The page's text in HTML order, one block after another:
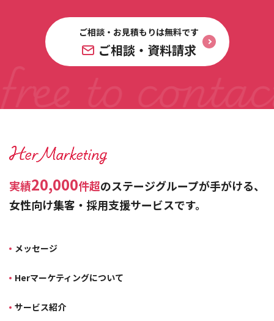
ご相談・お見積もりは無料です
ご相談・資料請求
実績20,000件超のステージグループが手がける、
女性向け集客・採用支援サービスです。
メッセージ
Herマーケティングについて
サービス紹介